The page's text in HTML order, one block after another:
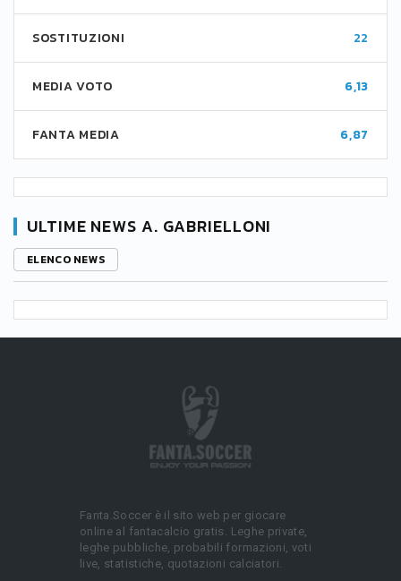
SOSTITUZIONI 22
MEDIA VOTO 6,13
FANTA MEDIA 6,87
ULTIME NEWS A. GABRIELLONI
ELENCO NEWS
Fanta.Soccer è il sito web per giocare
online al fantacalcio gratis. Leghe private,
leghe pubbliche, probabili formazioni, voti
live, statistiche, quotazioni calciatori.